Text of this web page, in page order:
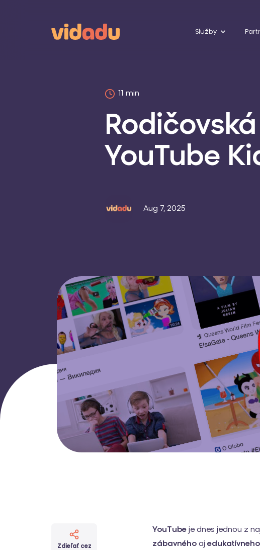
Služby
11 min
YouTube
Aug 7, 2025
Zdieľať cez
YouTubeje dnes jednou z
zábavnéhoaj edukatívneho